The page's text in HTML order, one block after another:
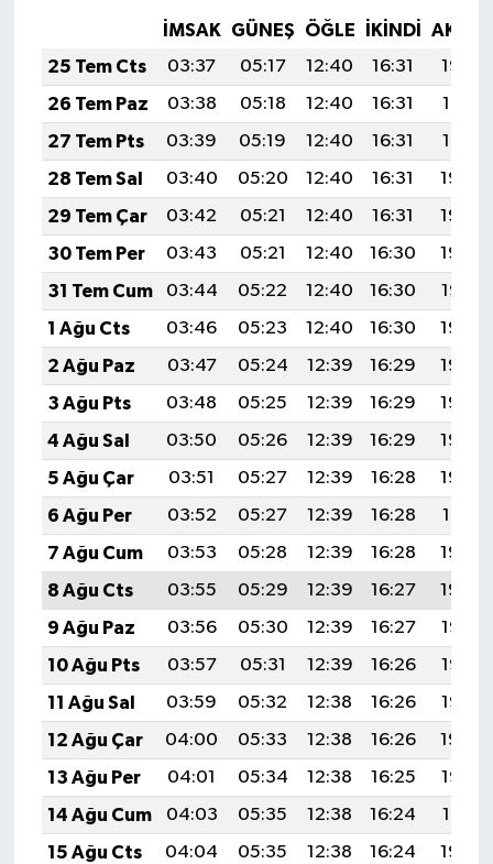
İMSAK GÜNEŞ ÖĞLE İKINDI
25 Tem Cts
03:37 05:17 12:40 16:31
19:52
26 Tem Paz
03:38 05:18 12:40 16:31
19:51
27 Tem Pts
03:39 05:19 12:40 16:31
19:51
28 Tem Sal
03:40 05:20 12:40 16:31
19:50
29 Tem Çar
03:42 05:21 12:40 16:31
19:49
30 Tem Per
03:43 05:21 12:40 16:30
19:48
31 Tem Cum
03:44 05:22 12:40 16:30
19:47
1 Ağu Cts
03:46 05:23 12:40 16:30
19:46
2 Ağu Paz
03:47 05:24 12:39 16:29
19:45
3 Ağu Pts
03:48 05:25 12:39 16:29
19:44
4 Ağu Sal
03:50 05:26 12:39 16:29
19:43
5 Ağu Çar
03:51 05:27 12:39 16:28
19:42
6 Ağu Per
03:52 05:27 12:39 16:28
19:41
7 Ağu Cum
03:53 05:28 12:39 16:28
19:40
8 Ağu Cts
03:55 05:29 12:39 16:27
19:39
9 Ağu Paz
03:56 05:30 12:39 16:27
19:37
10 Ağu Pts
03:57 05:31 12:39 16:26
19:36
11 Ağu Sal
03:59 05:32 12:38 16:26
19:35
12 Ağu Çar
04:00 05:33 12:38 16:26
19:34
13 Ağu Per
04:01 05:34 12:38 16:25
19:33
14 Ağu Cum
04:03 05:35 12:38 16:24
19:31
15 Ağu Cts
04:04 05:35 12:38 16:24
19:30
KÜLTÜR SANAT
MAGAZİN
Otomobil
POLİTİKA
Sağlık
SİYASET
SPOR HABERLERİ
TEKNOLOJİ
Turizm
ÜLKE GÜNDEMİ
YAŞAM
YEREL
Yerel Haberler